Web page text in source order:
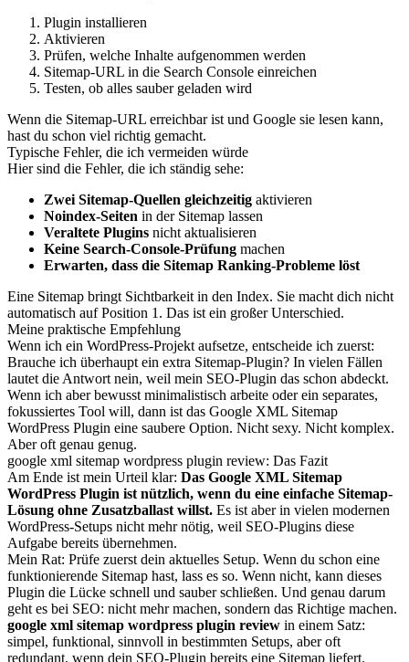
Plugin installieren
Aktivieren
Prüfen, welche Inhalte aufgenommen werden
Sitemap-URL in die Search Console einreichen
Testen, ob alles sauber geladen wird
Wenn die Sitemap-URL erreichbar ist und Google sie lesen kann,
hast du schon viel richtig gemacht.
Typische Fehler, die ich vermeiden würde
Hier sind die Fehler, die ich ständig sehe:
Zwei Sitemap-Quellen gleichzeitig aktivieren
Noindex-Seiten in der Sitemap lassen
Veraltete Plugins nicht aktualisieren
Keine Search-Console-Prüfung machen
Erwarten, dass die Sitemap Ranking-Probleme löst
Eine Sitemap bringt Sichtbarkeit in den Index. Sie macht dich nicht
automatisch auf Position 1. Das ist ein großer Unterschied.
Meine praktische Empfehlung
Wenn ich ein WordPress-Projekt aufsetze, entscheide ich zuerst:
Brauche ich überhaupt ein extra Sitemap-Plugin? In vielen Fällen
lautet die Antwort nein, weil mein SEO-Plugin das schon abdeckt.
Wenn ich aber bewusst minimalistisch arbeite oder ein separates,
fokussiertes Tool will, dann ist das Google XML Sitemap
WordPress Plugin eine saubere Option. Nicht sexy. Nicht komplex.
Aber oft genau genug.
google xml sitemap wordpress plugin review: Das Fazit
Am Ende ist mein Urteil klar: Das Google XML Sitemap
WordPress Plugin ist nützlich, wenn du eine einfache Sitemap-
Lösung ohne Zusatzballast willst. Es ist aber in vielen modernen
WordPress-Setups nicht mehr nötig, weil SEO-Plugins diese
Aufgabe bereits übernehmen.
Mein Rat: Prüfe zuerst dein aktuelles Setup. Wenn du schon eine
funktionierende Sitemap hast, lass es so. Wenn nicht, kann dieses
Plugin die Lücke schnell und sauber schließen. Und genau darum
geht es bei SEO: nicht mehr machen, sondern das Richtige machen.
google xml sitemap wordpress plugin review in einem Satz:
simpel, funktional, sinnvoll in bestimmten Setups, aber oft
redundant, wenn dein SEO-Plugin bereits eine Sitemap liefert.